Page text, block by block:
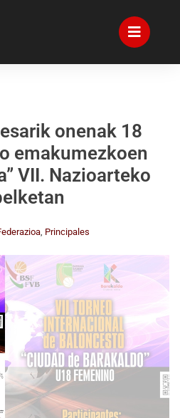
onenak 18
emakumezkoen
VII. Nazioarteko
, Principales